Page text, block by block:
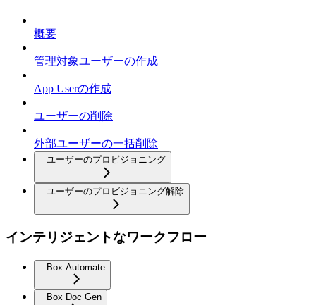
概要
管理対象ユーザーの作成
App Userの作成
ユーザーの削除
外部ユーザーの一括削除
ユーザーのプロビジョニング
ユーザーのプロビジョニング解除
インテリジェントなワークフロー
Box Automate
Box Doc Gen